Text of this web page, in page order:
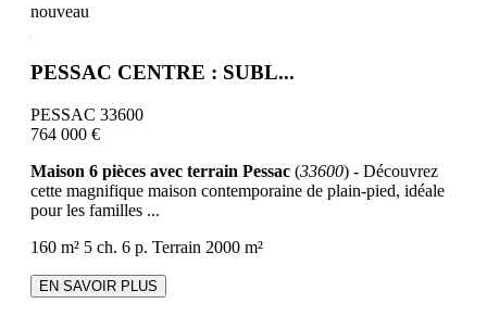
nouveau
PESSAC CENTRE : SUBL...
PESSAC 33600
764 000 €
Maison 6 pièces avec terrain Pessac (33600) - Découvrez
cette magnifique maison contemporaine de plain-pied, idéale
pour les familles ...
160 m² 5 ch. 6 p. Terrain 2000 m²
EN SAVOIR PLUS